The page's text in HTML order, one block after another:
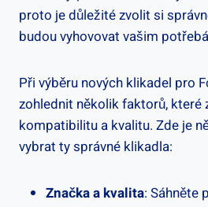
proto je důležité zvolit si
budou vyhovovat vašim
Při výběru‌ nových klikadel pro
zohlednit několik faktorů, které‌
kompatibilitu a kvalitu. Zde je
vybrat ​ty správné klikadla:
Značka a kvalita: Sáhněte